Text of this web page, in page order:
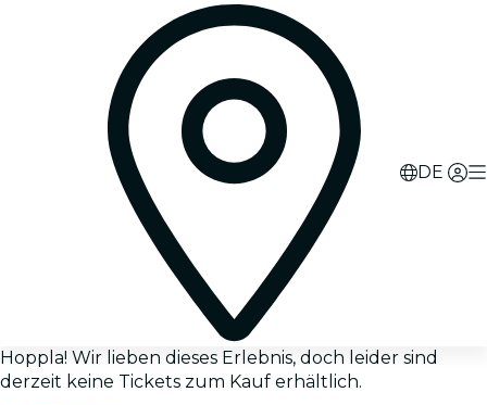
DE
Hoppla! Wir lieben dieses Erlebnis, doch leider sind
derzeit keine Tickets zum Kauf erhältlich.